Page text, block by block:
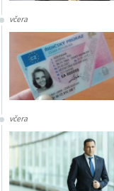
včera
včera